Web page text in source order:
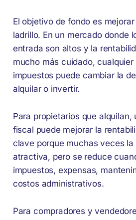
El objetivo de fondo es
ladrillo. En un mercado donde
entrada son altos y la
mucho más cuidado,
impuestos puede cambiar la
alquilar o invertir.
Para propietarios que alquilan,
fiscal puede mejorar la
clave porque muchas veces
atractiva, pero se reduce
impuestos, expensas,
costos administrativos.
Para compradores y